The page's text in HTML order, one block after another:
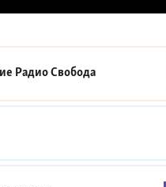
Радио Свобода